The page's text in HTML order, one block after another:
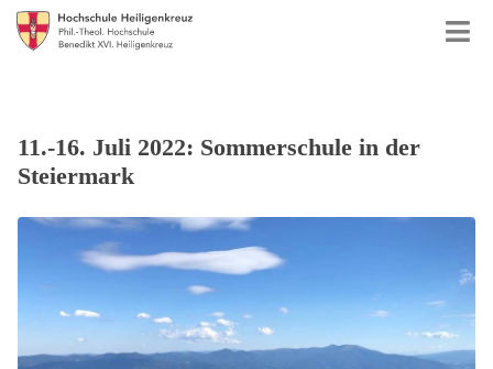
11.-16. Juli 2022: Sommerschule in der
Steiermark